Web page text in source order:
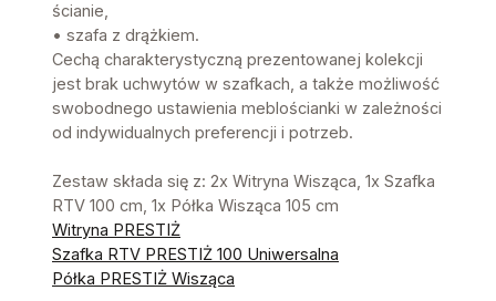
ścianie,
• szafa z drążkiem.
Cechą charakterystyczną prezentowanej kolekcji
jest brak uchwytów w szafkach, a także możliwość
swobodnego ustawienia meblościanki w zależności
od indywidualnych preferencji i potrzeb.
Zestaw składa się z: 2x Witryna Wisząca, 1x Szafka
RTV 100 cm, 1x Półka Wisząca 105 cm
Witryna PRESTIŻ
Szafka RTV PRESTIŻ 100 Uniwersalna
Półka PRESTIŻ Wisząca